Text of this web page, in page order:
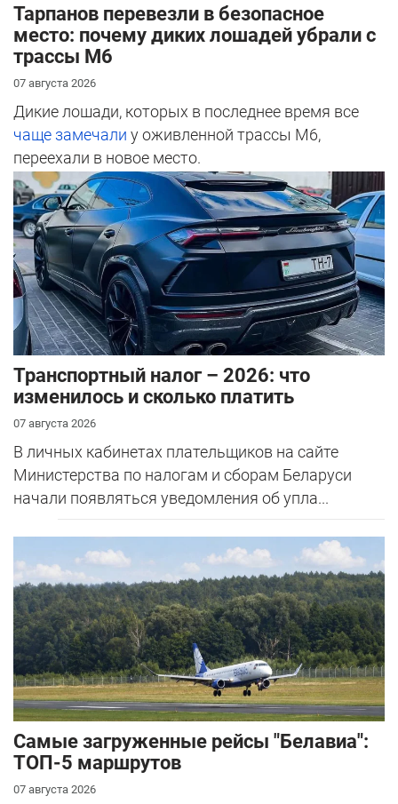
Тарпанов перевезли в безопасное
место: почему диких лошадей убрали с
трассы М6
07 августа 2026
Дикие лошади, которых в последнее время все
чаще замечали у оживленной трассы М6,
переехали в новое место.
Транспортный налог – 2026: что
изменилось и сколько платить
07 августа 2026
В личных кабинетах плательщиков на сайте
Министерства по налогам и сборам Беларуси
начали появляться уведомления об упла...
Самые загруженные рейсы "Белавиа":
ТОП-5 маршрутов
07 августа 2026